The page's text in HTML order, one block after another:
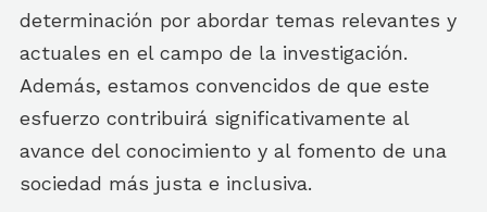
determinación por abordar temas relevantes y
actuales en el campo de la investigación.
Además, estamos convencidos de que este
esfuerzo contribuirá significativamente al
avance del conocimiento y al fomento de una
sociedad más justa e inclusiva.